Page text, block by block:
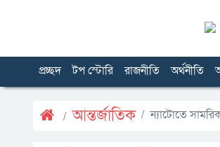
প্রচ্ছদ টপ স্টোরি রাজনীতি অর্থনীতি
আন্তর্জাতিক ন্যাটোতে